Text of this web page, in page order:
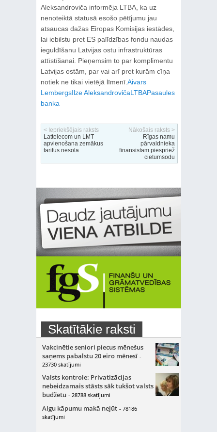
Aleksandroviča informēja LTBA, ka uz
nenoteiktā statusā esošo pētījumu jau
atsaucas dažas Eiropas Komisijas iestādes,
lai iebilstu pret ES palīdzības fondu naudas
ieguldīšanu Latvijas ostu infrastruktūras
attīstīšanai. Pieņemsim to par komplimentu
Latvijas ostām, par vai arī pret kurām cīņa
notiek ne tikai vietējā līmenī. Aivars
LembergsIlze AleksandrovičaLTBAPasaules
banka
< Iepriekšējais raksts
Lattelecom un LMT
apvienošana zemākus
tarifus nesola
Nākošais raksts >
Rīgas namu
pārvaldnieka
finansistam piespriež
cietumsodu
Skatītākie raksti
Vakcinētie seniori piecus mēnešus
saņems pabalstu 20 eiro mēnesī -
23730 skatījumi
Valsts kontrole: Privatizācijas
nebeidzamais stāsts sāk tukšot valsts
budžetu - 28788 skatījumi
Algu kāpumu makā nejūt - 78186
skatījumi